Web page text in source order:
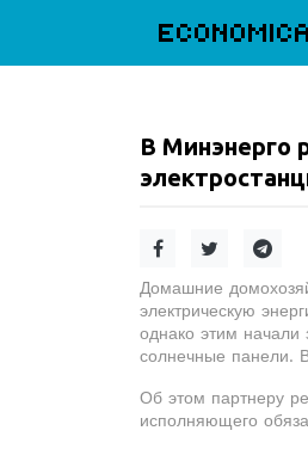
ECONOMICA
В Минэнерго
Домашние
электрическую
однако этим начали
солнечные панели.
Об этом партнеру
исполняющего